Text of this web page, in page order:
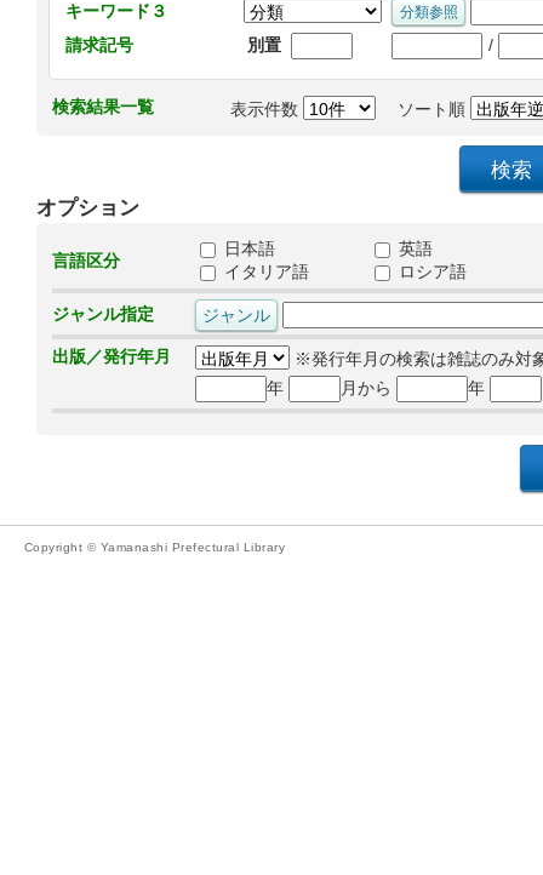
キーワード３
請求記号
別置 /
検索結果一覧 表示件数 ソート順
オプション
言語区分
日本語
英語
イタリア語
ロシア語
ジャンル指定
出版／発行年月
※発行年月の検索は雑誌のみ対
年
月から 年
Copyright © Yamanashi Prefectural Library